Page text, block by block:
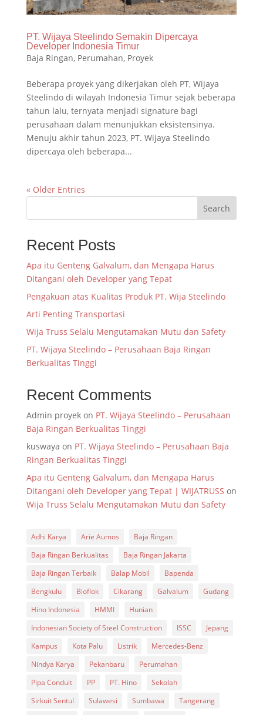
PT. Wijaya Steelindo Semakin Dipercaya
Developer Indonesia Timur
Baja Ringan, Perumahan, Proyek
Beberapa proyek yang dikerjakan oleh PT, Wijaya
Steelindo di wilayah Indonesia Timur sejak beberapa
tahun lalu, ternyata menjadi signature bagi
perusahaan dalam menunjukkan eksistensinya.
Menuju akhir tahun 2023, PT. Wijaya Steelindo
dipercaya oleh beberapa...
« Older Entries
Search
Recent Posts
Apa itu Genteng Galvalum, dan Mengapa Harus
Ditangani oleh Developer yang Tepat
Pengakuan atas Kualitas Produk PT. Wija Steelindo
Arti Penting Transportasi
Wija Truss Selalu Mengutamakan Mutu dan Safety
PT. Wijaya Steelindo – Perusahaan Baja Ringan
Berkualitas Tinggi
Recent Comments
Admin proyekon PT. Wijaya Steelindo – Perusahaan
Baja Ringan Berkualitas Tinggi
kuswaya on PT. Wijaya Steelindo – Perusahaan Baja
Ringan Berkualitas Tinggi
Apa itu Genteng Galvalum, dan Mengapa Harus
Ditangani oleh Developer yang Tepat | WIJATRUSS on
Wija Truss Selalu Mengutamakan Mutu dan Safety
Adhi Karya Arie Aumos
Baja Ringan
Baja Ringan Berkualitas
Baja Ringan Jakarta
Baja Ringan Terbaik
Balap Mobil
Bapenda
Bengkulu
Bioflok Cikarang Galvalum
Gudang
Hino Indonesia
HMMI
Hunian
Indonesian Society of Steel Construction
ISSC
Jepang
Kampus
Kota Palu Listrik
Mercedes-Benz
Nindya Karya
Pekanbaru
Perumahan
Pipa Conduit
PP PT. Hino
Sekolah
Sirkuit Sentul
Sulawesi Sumbawa
Tangerang